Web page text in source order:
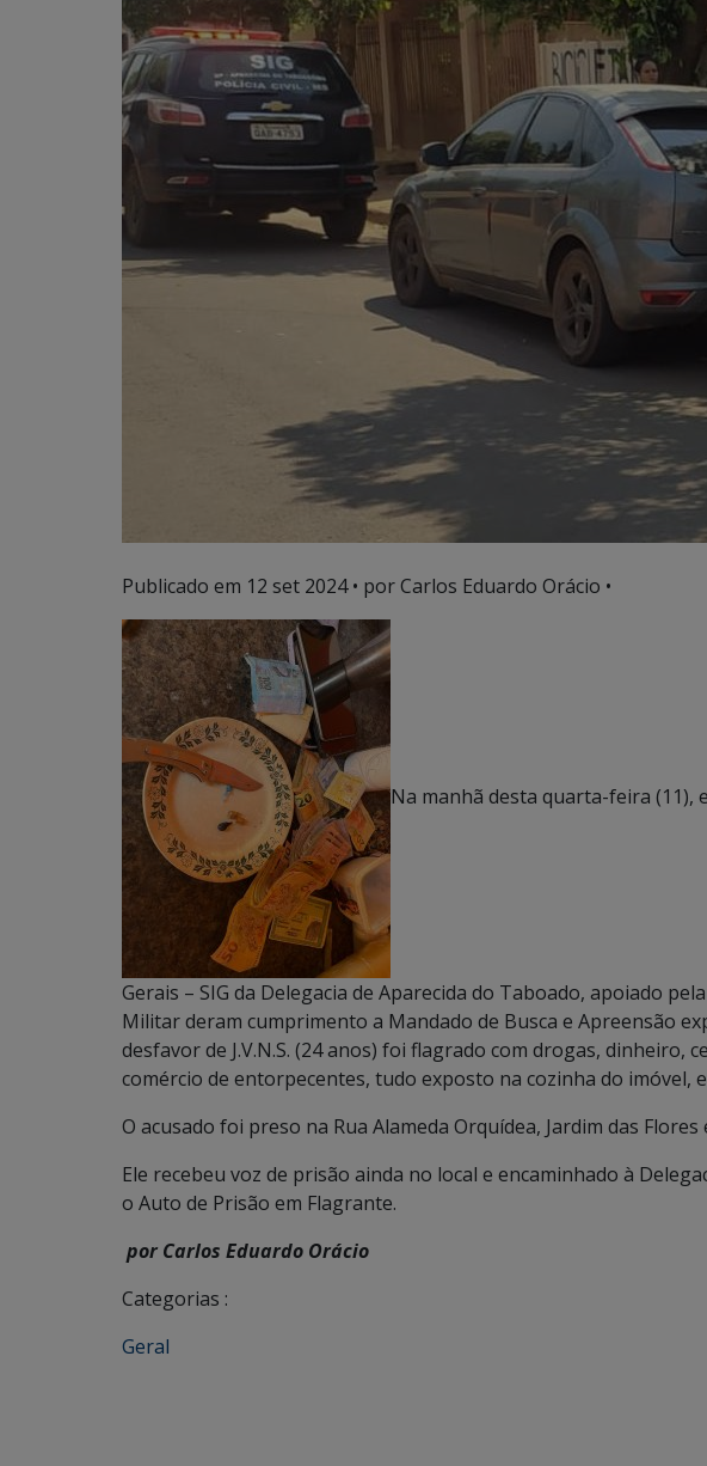
Publicado em 12 set 2024• por Carlos Eduardo Orácio •
Na manhã desta quarta-feira (11),
Gerais – SIG da Delegacia de Aparecida do Taboado, apoiado
Militar deram cumprimento a Mandado de Busca e Apreensão
desfavor de J.V.N.S. (24 anos) foi flagrado com drogas, dinheiro,
comércio de entorpecentes, tudo exposto na cozinha do imóvel,
O acusado foi preso na Rua Alameda Orquídea, Jardim das
Ele recebeu voz de prisão ainda no local e encaminhado à
o Auto de Prisão em Flagrante.
por Carlos Eduardo Orácio
Categorias :
Geral